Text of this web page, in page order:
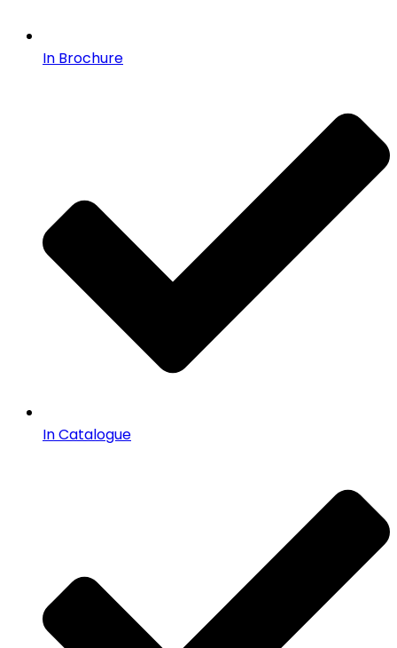
In Brochure
In Catalogue